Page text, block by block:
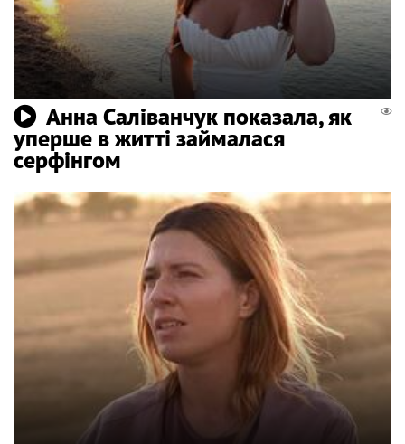
Анна Саліванчук показала, як
уперше в житті займалася
серфінгом